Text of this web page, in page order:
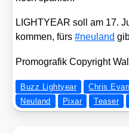
LIGHTYEAR soll am 17.
kom­men, fürs#neu­land
Pro­mo­gra­fik Copy­right
Buzz Lightyear Chris
Neuland
Pixar Teaser